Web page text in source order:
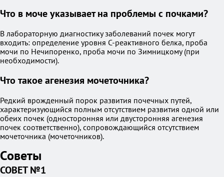
Что в моче указывает на проблемы с почками?
В лабораторную диагностику заболеваний почек могут
входить: определение уровня C-реактивного белка, проба
мочи по Нечипоренко, проба мочи по Зимницкому (при
необходимости).
Что такое агенезия мочеточника?
Редкий врожденный порок развития почечных путей,
характеризующийся полным отсутствием развития одной или
обеих почек (односторонняя или двусторонняя агенезия
почек соответственно), сопровождающийся отсутствием
мочеточника (мочеточников).
Советы
СОВЕТ №1